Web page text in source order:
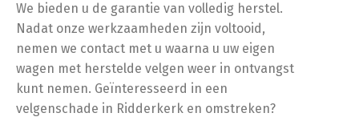
We bieden u de garantie van volledig herstel.
Nadat onze werkzaamheden zijn voltooid,
nemen we contact met u waarna u uw eigen
wagen met herstelde velgen weer in ontvangst
kunt nemen. Geïnteresseerd in een
velgenschade in Ridderkerk en omstreken?